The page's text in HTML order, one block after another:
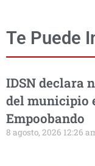
Te Puede
IDSN declara
del municipio
Empoobando
8 agosto, 2026 12:26